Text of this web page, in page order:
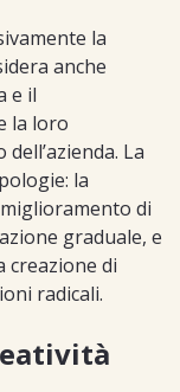
la
anche
e il
la loro
La
la
di
graduale, e
creazione di
radicali.